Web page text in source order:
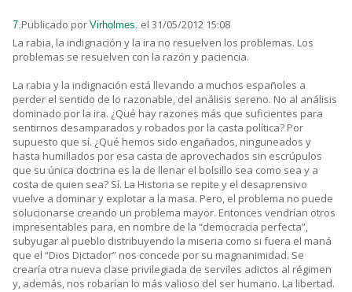
7.Publicado por Virholmes. el 31/05/2012 15:08
La rabia, la indignación y la ira no resuelven los problemas. Los
problemas se resuelven con la razón y paciencia.
La rabia y la indignación está llevando a muchos españoles a
perder el sentido de lo razonable, del análisis sereno. No al análisis
dominado por la ira. ¿Qué hay razones más que suficientes para
sentirnos desamparados y robados por la casta política? Por
supuesto que sí. ¿Qué hemos sido engañados, ninguneados y
hasta humillados por esa casta de aprovechados sin escrúpulos
que su única doctrina es la de llenar el bolsillo sea como sea y a
costa de quien sea? Sí. La Historia se repite y el desaprensivo
vuelve a dominar y explotar a la masa. Pero, el problema no puede
solucionarse creando un problema mayor. Entonces vendrían otros
impresentables para, en nombre de la “democracia perfecta”,
subyugar al pueblo distribuyendo la miseria como si fuera el maná
que el “Dios Dictador” nos concede por su magnanimidad. Se
crearía otra nueva clase privilegiada de serviles adictos al régimen
y, además, nos robarían lo más valioso del ser humano. La libertad.